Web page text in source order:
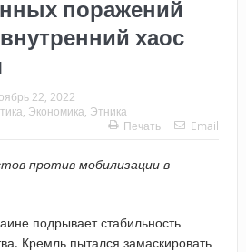
поражений
хаос
22, 2022
Экономика Этника
Печать
Email
против мобилизации в
подрывает стабильность
Кремль пытался замаскировать